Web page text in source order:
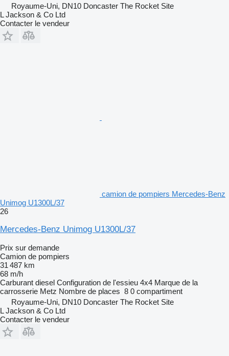
Royaume-Uni, DN10 Doncaster The Rocket Site
L Jackson & Co Ltd
Contacter le vendeur
camion de pompiers Mercedes-Benz
Unimog U1300L/37
26
Mercedes-Benz Unimog U1300L/37
Prix sur demande
Camion de pompiers
31 487 km
68 m/h
Carburant diesel Configuration de l'essieu 4x4 Marque de la
carrosserie Metz Nombre de places 8 0 compartiment
Royaume-Uni, DN10 Doncaster The Rocket Site
L Jackson & Co Ltd
Contacter le vendeur